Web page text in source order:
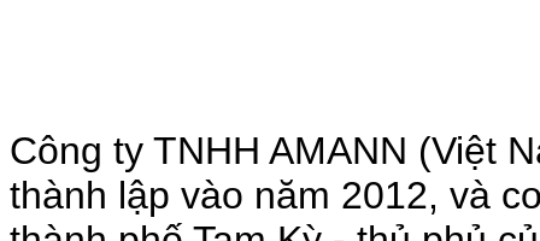
Công ty TNHH AMANN (Việt
thành lập vào năm 2012, và